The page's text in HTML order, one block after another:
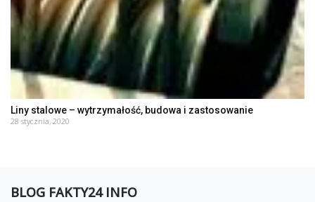
Liny stalowe – wytrzymałość, budowa i zastosowanie
28 stycznia, 2020
BLOG FAKTY24 INFO